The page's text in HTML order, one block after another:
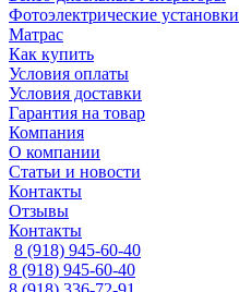
Фотоэлектрические установки
Матрас
Как купить
Условия оплаты
Условия доставки
Гарантия на товар
Компания
О компании
Статьи и новости
Контакты
Отзывы
Контакты
8 (918) 945-60-40
8 (918) 945-60-40